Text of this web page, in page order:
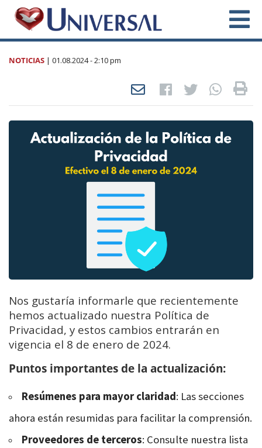
NOTICIAS | 01.08.2024- 2:10 pm
Nos gustaría informarle que recientemente
hemos actualizado nuestra Política de
Privacidad, y estos cambios entrarán en
vigencia el 8 de enero de 2024.
Puntos importantes de la actualización:
Resúmenes para mayor claridad: Las secciones
ahora están resumidas para facilitar la comprensión.
Proveedores de terceros: Consulte nuestra lista